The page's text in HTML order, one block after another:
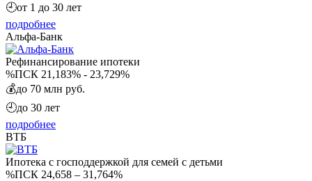
🕘от 1 до 30 лет
подробнее
Альфа-Банк
Рефинансирование ипотеки
%ПСК 21,183% - 23,729%
💰до 70 млн руб.
🕘до 30 лет
подробнее
ВТБ
Ипотека с господдержкой для семей с детьми
%ПСК 24,658 – 31,764%